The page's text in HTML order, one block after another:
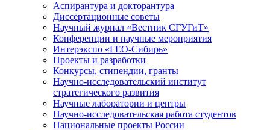
Аспирантура и докторантура
Диссертационные советы
Научный журнал «Вестник СГУГиТ»
Конференции и научные мероприятия
Интерэкспо «ГЕО-Сибирь»
Проекты и разработки
Конкурсы, стипендии, гранты
Научно-исследовательский институт
стратегического развития
Научные лаборатории и центры
Научно-исследовательская работа студентов
Национальные проекты России